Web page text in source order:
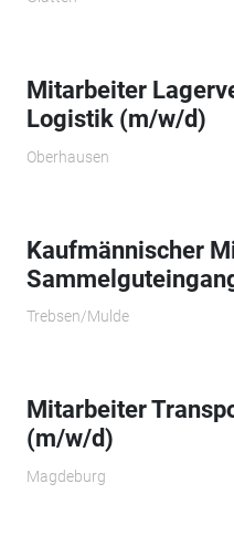
Mitarbeiter
Logistik (m/w/d)
Oberhausen
Kaufmännischer
Trebsen/Mulde
Mitarbeiter
(m/w/d)
Magdeburg